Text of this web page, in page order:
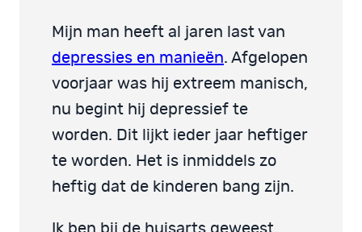
Mijn man heeft al jaren last van
depressies en manieën. Afgelopen
voorjaar was hij extreem manisch,
nu begint hij depressief te
worden. Dit lijkt ieder jaar heftiger
te worden. Het is inmiddels zo
heftig dat de kinderen bang zijn.